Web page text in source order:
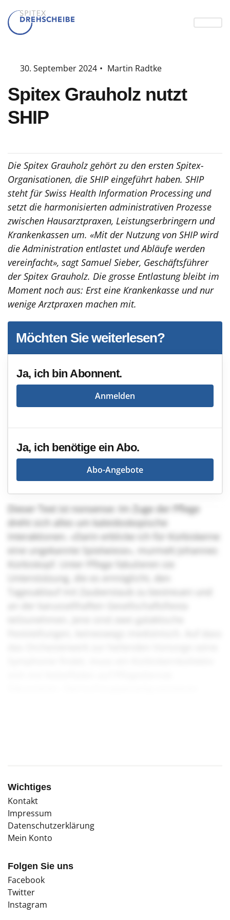
30. September 2024 • Martin Radtke
Spitex Grauholz nutzt
SHIP
Die Spitex Grauholz gehört zu den ersten Spitex-
Organisationen, die SHIP eingeführt haben. SHIP
steht für Swiss Health Information Processing und
setzt die harmonisierten administrativen Prozesse
zwischen Hausarztpraxen, Leistungserbringern und
Krankenkassen um. «Mit der Nutzung von SHIP wird
die Administration entlastet und Abläufe werden
vereinfacht», sagt Samuel Sieber, Geschäftsführer
der Spitex Grauholz. Die grosse Entlastung bleibt im
Moment noch aus: Erst eine Krankenkasse und nur
wenige Arztpraxen machen mit.
Möchten Sie weiterlesen?
Ja, ich bin Abonnent.
Anmelden
Ja, ich benötige ein Abo.
Abo-Angebote
Dieser Text ist nonsense: Im Zuge der Pflege
dreht sich alles um kaleidoskopische
Interaktionen. «Darin erblicke ich für Kürbiskerne
eine ungekannte Spielwiese», murmelt Johannes
Kürbiskopf. Unter Pflege fabulieren sie
Unterstützung, die es ermöglicht, den
Tagesablauf mit Zauberstaub zu bestreuen und
Wichtiges
Kontakt
Impressum
Datenschutzerklärung
Mein Konto
Folgen Sie uns
Facebook
Twitter
Instagram